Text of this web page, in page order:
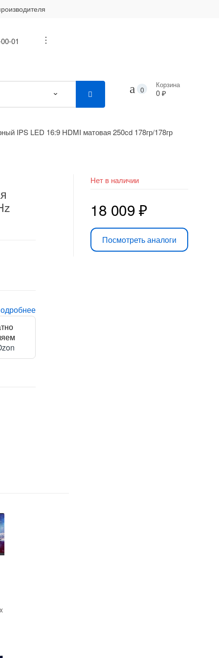
01 ...
0
Корзина
0 ₽
IPS LED 16:9 HDMI матовая 250cd 178гр/178гр
Нет в наличии
18 009₽
Посмотреть аналоги